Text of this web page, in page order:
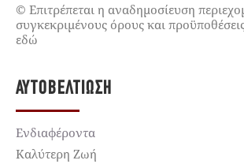
© Επιτρέπεται η αναδημοσίευση
συγκεκριμένους όρους και
εδώ
ΑΥΤΟΒΕΛΤΊΩΣΗ
Ενδιαφέροντα
Καλύτερη Ζωή